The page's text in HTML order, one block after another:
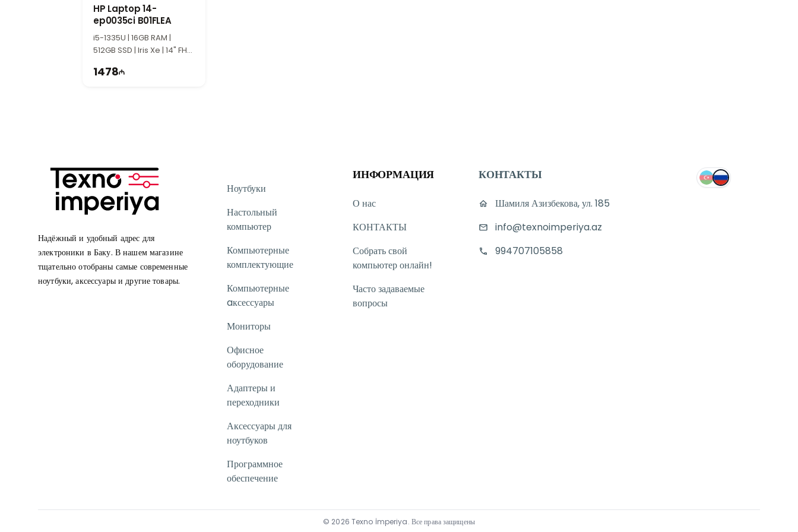
HP Laptop 14-
ep0035ci B01FLEA
i5-1335U | 16GB RAM |
512GB SSD | Iris Xe | 14" FHD
1478
Надёжный и удобный адрес для
электроники в Баку. В нашем магазине
тщательно отобраны самые современные
ноутбуки, аксессуары и другие товары.
Ноутбуки
Настольный
компьютер
Компьютерные
комплектующие
Компьютерные
aксессуары
Мониторы
Офисное
оборудование
Адаптеры и
переходники
Аксессуары для
ноутбуков
Программное
обеспечение
ИНФОРМАЦИЯ
О нас
КОНТАКТЫ
Собрать свой
компьютер онлайн!
Часто задаваемые
вопросы
КОНТАКТЫ
Шамиля Азизбекова, ул. 185
info@texnoimperiya.az
994707105858
© 2026 Texno İmperiya. Все права защищены